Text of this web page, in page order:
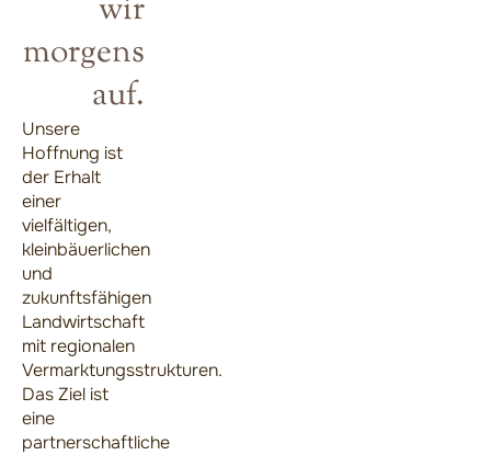
wir
morgens
auf.
Unsere
Hoffnung ist
der Erhalt
einer
vielfältigen,
kleinbäuerlichen
und
zukunftsfähigen
Landwirtschaft
mit regionalen
Vermarktungsstrukturen.
Das Ziel ist
eine
partnerschaftliche